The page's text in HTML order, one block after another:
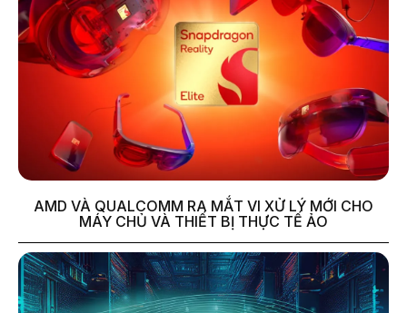
AMD VÀ QUALCOMM RA MẮT VI XỬ LÝ MỚI CHO
MÁY CHỦ VÀ THIẾT BỊ THỰC TẾ ẢO